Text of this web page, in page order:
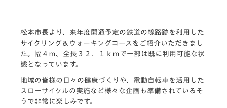
松本市長より、来年度開通予定の鉄道の線路跡を利用した
サイクリング＆ウォーキングコースをご紹介いただきまし
た。幅４ｍ、全長３２．１ｋｍで一部は既に利用可能な状
態となっています。
地域の皆様の日々の健康づくりや、電動自転車を活用した
スローサイクルの実施など様々な企画も準備されているそ
うで非常に楽しみです。